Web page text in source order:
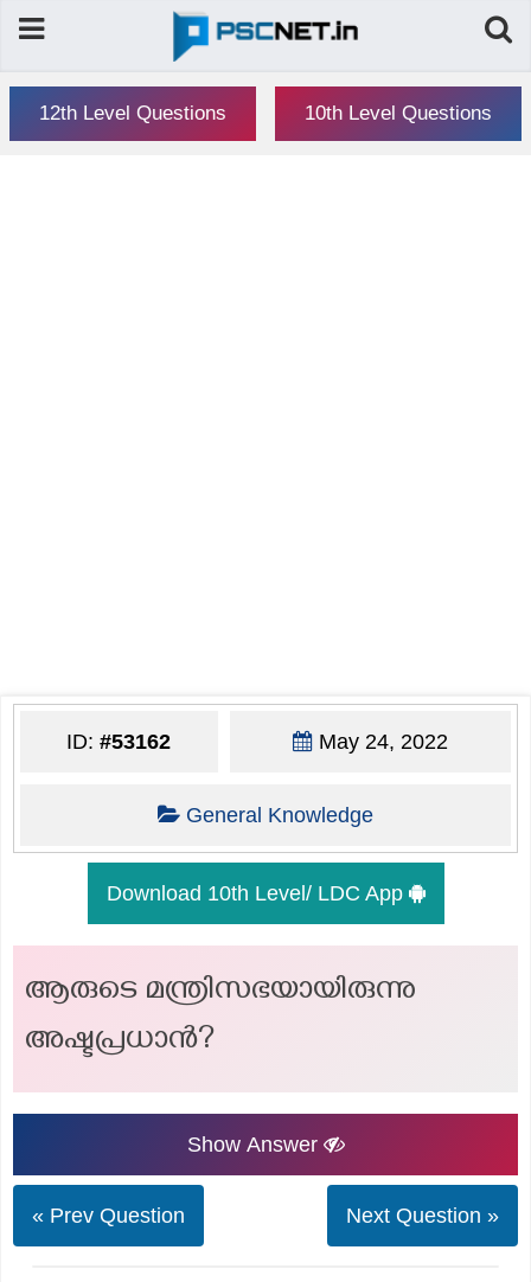
12th Level Questions 10th Level Questions
ID:#53162 May 24, 2022
General Knowledge
Download 10th Level/ LDC App
ആരുടെ മന്ത്രിസഭയായിരുന്നു
അഷ്ടപ്രധാൻ?
Show Answer
« Prev Question Next Question »